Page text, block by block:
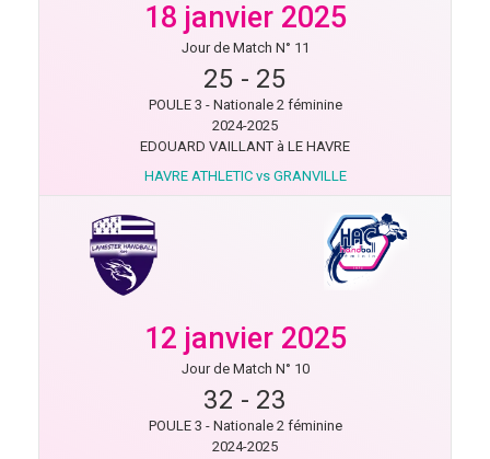
18 janvier 2025
Jour de Match N° 11
25 - 25
POULE 3 - Nationale 2 féminine
2024-2025
EDOUARD VAILLANT à LE HAVRE
HAVRE ATHLETIC vs GRANVILLE
12 janvier 2025
Jour de Match N° 10
32 - 23
POULE 3 - Nationale 2 féminine
2024-2025